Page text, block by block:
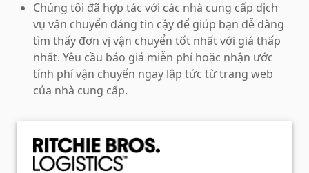
Chúng tôi đã hợp tác với các nhà cung cấp dịch
vụ vận chuyển đáng tin cậy để giúp bạn dễ dàng
tìm thấy đơn vị vận chuyển tốt nhất với giá thấp
nhất. Yêu cầu báo giá miễn phí hoặc nhận ước
tính phí vận chuyển ngay lập tức từ trang web
của nhà cung cấp.